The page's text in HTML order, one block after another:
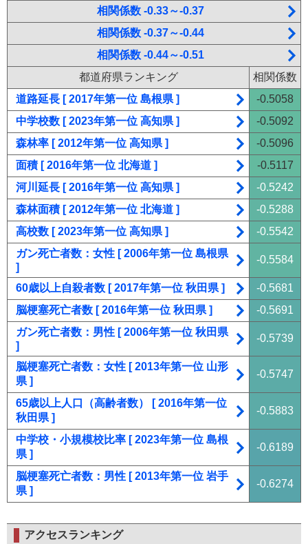
相関係数 -0.33～-0.37
相関係数 -0.37～-0.44
相関係数 -0.44～-0.51
都道府県ランキング
相関係数
道路延長 [ 2017年第一位 島根県 ]
-0.5058
中学校数 [ 2023年第一位 高知県 ]
-0.5092
森林率 [ 2012年第一位 高知県 ]
-0.5096
面積 [ 2016年第一位 北海道 ]
-0.5117
河川延長 [ 2016年第一位 高知県 ]
-0.5242
森林面積 [ 2012年第一位 北海道 ]
-0.5288
高校数 [ 2023年第一位 高知県 ]
-0.5542
ガン死亡者数：女性 [ 2006年第一位 島根県
]
-0.5584
60歳以上自殺者数 [ 2017年第一位 秋田県 ]
-0.5681
脳梗塞死亡者数 [ 2016年第一位 秋田県 ]
-0.5691
ガン死亡者数：男性 [ 2006年第一位 秋田県
]
-0.5739
脳梗塞死亡者数：女性 [ 2013年第一位 山形
県 ]
-0.5747
65歳以上人口（高齢者数） [ 2016年第一位
秋田県 ]
-0.5883
中学校・小規模校比率 [ 2023年第一位 島根
県 ]
-0.6189
脳梗塞死亡者数：男性 [ 2013年第一位 岩手
県 ]
-0.6274
アクセスランキング